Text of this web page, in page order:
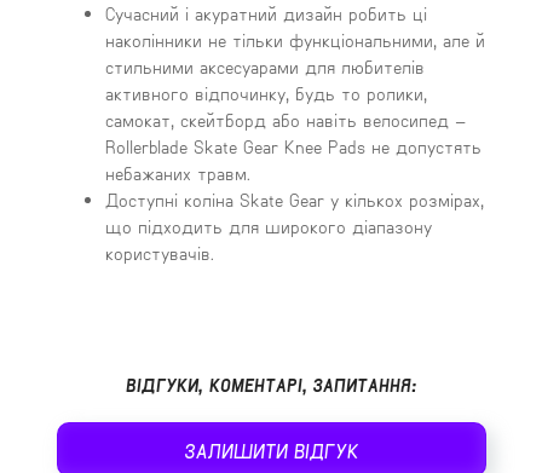
Сучасний і акуратний дизайн робить ці
наколінники не тільки функціональними, але й
стильними аксесуарами для любителів
активного відпочинку, будь то ролики,
самокат, скейтборд або навіть велосипед –
Rollerblade Skate Gear Knee Pads не допустять
небажаних травм.
Доступні коліна Skate Gear у кількох розмірах,
що підходить для широкого діапазону
користувачів.
ВІДГУКИ, КОМЕНТАРІ, ЗАПИТАННЯ:
ЗАЛИШИТИ ВІДГУК